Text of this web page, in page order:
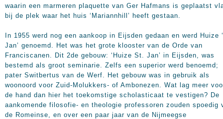
waarin een marmeren plaquette van Ger Hafmans is geplaatst
bij de plek waar het huis ‘Mariannhill’ heeft gestaan.
In 1955 werd nog een aankoop in Eijsden gedaan en werd Huize
Jan’ genoemd. Het was het grote klooster van de Orde van
Franciscanen. Dit 2de gebouw: ‘Huize St. Jan’ in Eijsden, was
bestemd als groot seminarie. Zelfs een superior werd benoemd;
pater Switbertus van de Werf. Het gebouw was in gebruik als
woonoord voor Zuid-Molukkers- of Ambonezen. Wat lag meer
de hand dan hier het toekomstige scholasticaat te vestigen? De
aankomende filosofie- en theologie professoren zouden spoedig
de Romeinse, en over een paar jaar van de Nijmeegse